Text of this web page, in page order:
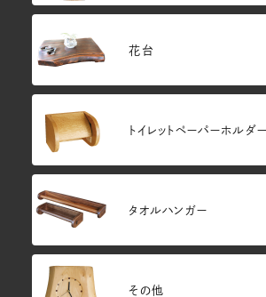
花台
トイレットペーパーホルダー
タオルハンガー
その他